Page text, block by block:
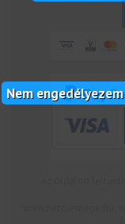
Nem engedélyezem